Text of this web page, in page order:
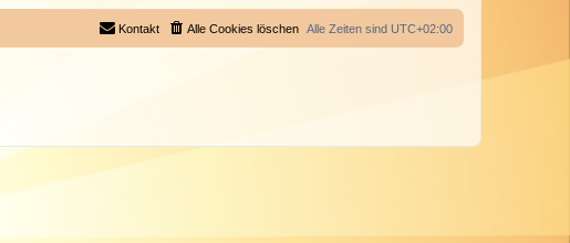
Alle Zeiten sind UTC+02:00
Alle Cookies löschen
Kontakt